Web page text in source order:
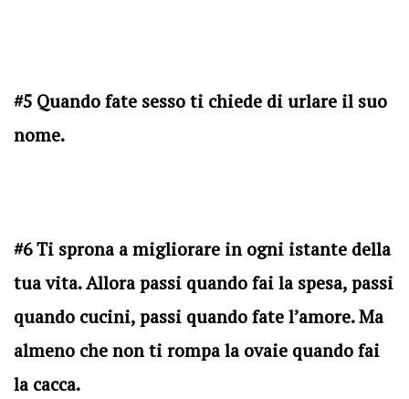
#5 Quando fate sesso ti chiede di urlare il suo
nome.
#6 Ti sprona a migliorare in ogni istante della
tua vita. Allora passi quando fai la spesa, passi
quando cucini, passi quando fate l’amore. Ma
almeno che non ti rompa la ovaie quando fai
la cacca.